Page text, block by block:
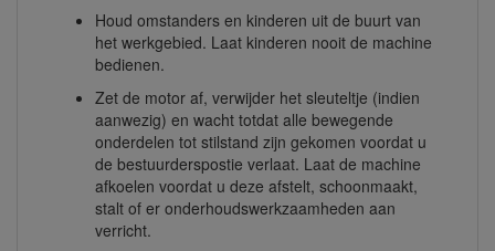
Houd omstanders en kinderen uit de buurt van
het werkgebied. Laat kinderen nooit de machine
bedienen.
Zet de motor af, verwijder het sleuteltje (indien
aanwezig) en wacht totdat alle bewegende
onderdelen tot stilstand zijn gekomen voordat u
de bestuurderspostie verlaat. Laat de machine
afkoelen voordat u deze afstelt, schoonmaakt,
stalt of er onderhoudswerkzaamheden aan
verricht.